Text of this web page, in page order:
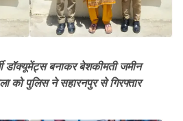
डॉक्यूमेंट्स बनाकर बेशकीमती जमीन
को पुलिस ने सहारनपुर से गिरफ्तार